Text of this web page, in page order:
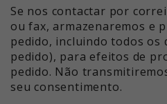
Se nos contactar por
ou fax, armazenaremos e
pedido, incluindo todos os
pedido), para efeitos de
pedido. Não
seu consentimento.